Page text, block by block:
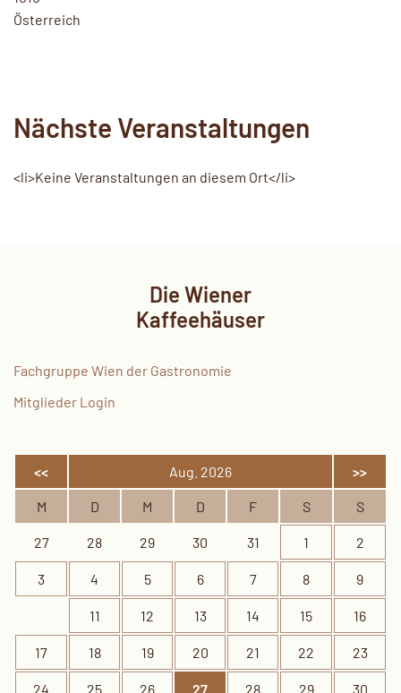
Österreich
Nächste Veranstaltungen
<li>Keine Veranstaltungen an diesem Ort</li>
Die Wiener
Kaffeehäuser
Fachgruppe Wien der Gastronomie
Mitglieder Login
<< Aug. 2026 >>
M D M D F S S
27 28 29 30 31 1 2
3 4 5 6 7 8 9
11 12 13 14 15 16
17 18 19 20 21 22 23
24 25 26 27 28 29 30